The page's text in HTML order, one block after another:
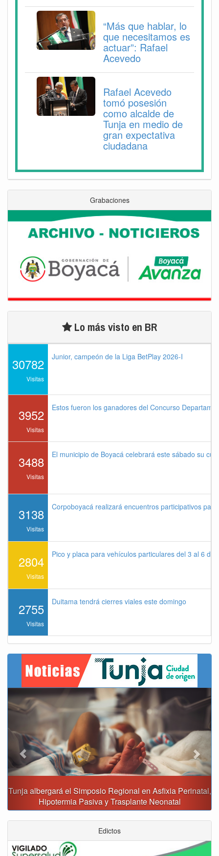
“Más que hablar, lo
que necesitamos es
actuar”: Rafael
Acevedo
Rafael Acevedo
tomó posesión
como alcalde de
Tunja en medio de
gran expectativa
ciudadana
Grabaciones
Lo más visto en BR
30782
Visitas
Junior, campeón de la Liga BetPlay 2026-I
3952
Visitas
Estos fueron los ganadores del Concurso
3488
Visitas
El municipio de Boyacá celebrará este sábado su
3138
Visitas
Corpoboyacá realizará encuentros participativos
2804
Visitas
Pico y placa para vehículos particulares del 3 al 6 de
2755
Visitas
Duitama tendrá cierres viales este domingo
Tunja albergará el Simposio Regional en Asfixia Perinatal,
Hipotermia Pasiva y Trasplante Neonatal
Previous Next
Edictos